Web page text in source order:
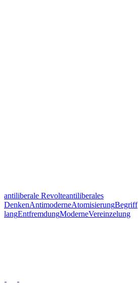
antiliberale Revolteantiliberales
DenkenAntimoderneAtomisierungBegriff
langEntfremdungModerneVereinzelung